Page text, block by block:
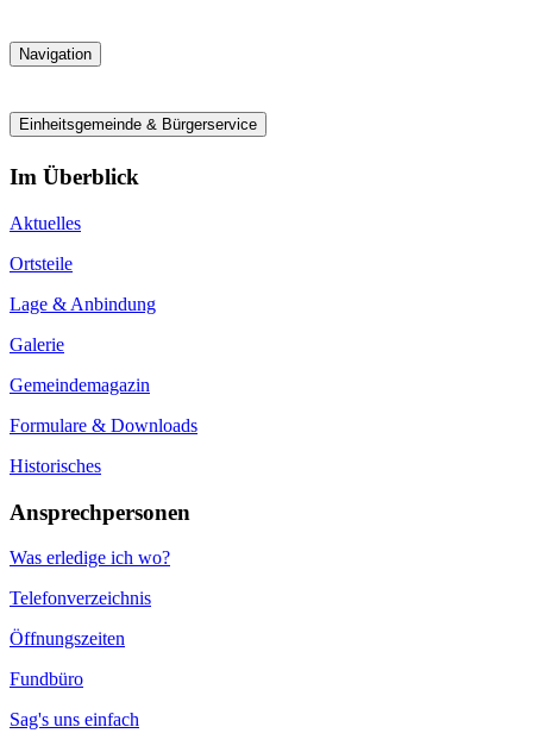
Navigation
Einheitsgemeinde & Bürgerservice
Im Überblick
Aktuelles
Ortsteile
Lage & Anbindung
Galerie
Gemeindemagazin
Formulare & Downloads
Historisches
Ansprechpersonen
Was erledige ich wo?
Telefonverzeichnis
Öffnungszeiten
Fundbüro
Sag's uns einfach